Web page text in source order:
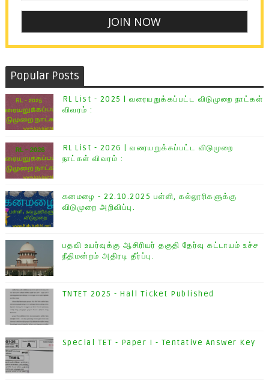
Popular Posts
RL List - 2025 | வரையறுக்கப்பட்ட விடுமுறை நாட்கள்
விவரம் :
RL List - 2026 | வரையறுக்கப்பட்ட விடுமுறை
நாட்கள் விவரம் :
கனமழை - 22.10.2025 பள்ளி, கல்லூரிகளுக்கு
விடுமுறை அறிவிப்பு.
பதவி உயர்வுக்கு ஆசிரியர் தகுதி தேர்வு கட்டாயம் உச்ச
நீதிமன்றம் அதிரடி தீர்ப்பு.
TNTET 2025 - Hall Ticket Published
Special TET - Paper I - Tentative Answer Key